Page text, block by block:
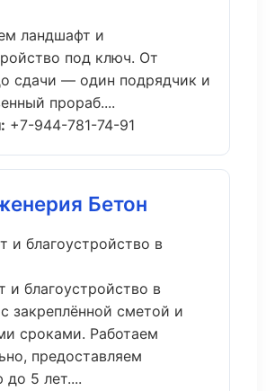
ландшафт и
под ключ. От
сдачи — один подрядчик и
прораб....
+7-944-781-74-91
Бетон
и благоустройство в
и благоустройство в
закреплённой сметой и
сроками. Работаем
предоставляем
до 5 лет....